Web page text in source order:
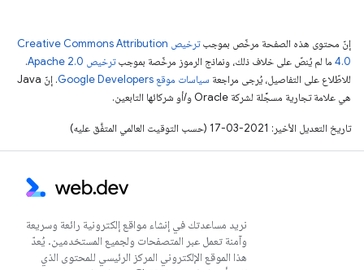
إنّ محتوى هذه الصفحة مرخّص بموجب
ترخيص Creative Commons Attribution
4.0‏ ما لم يُنصّ على خلاف ذلك، ونماذج الرموز مرخّصة بموجبترخيص Apache 2.0‏
.
للاطّلاع على التفاصيل، يُرجى مراجعة سياسات موقع Google Developers‏
. إنّ Java
هي علامة تجارية مسجَّلة لشركة Oracle و/أو شركائها التابعين.
تاريخ التعديل الأخير: 2021-03-17 (حسب التوقيت العالمي المتفَّق عليه)
نريد مساعدتك في إنشاء مواقع إلكترونية رائعة وسريعة
وآمنة تعمل عبر المتصفحات ولجميع المستخدمين. يُعدّ
هذا الموقع الإلكتروني المركز الرئيسي للمحتوى الذي